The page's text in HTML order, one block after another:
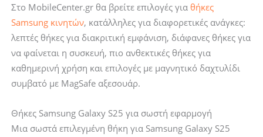
Στο MobileCenter.gr θα βρείτε επιλογές για θήκες
Samsung κινητών, κατάλληλες για διαφορετικές ανάγκες:
λεπτές θήκες για διακριτική εμφάνιση, διάφανες θήκες για
να φαίνεται η συσκευή, πιο ανθεκτικές θήκες για
καθημερινή χρήση και επιλογές με μαγνητικό δαχτυλίδι
συμβατό με MagSafe αξεσουάρ.
Θήκες Samsung Galaxy S25 για σωστή εφαρμογή
Μια σωστά επιλεγμένη θήκη για Samsung Galaxy S25